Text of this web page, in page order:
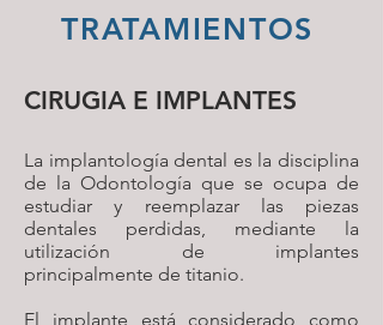
TRATAMIENTOS
CIRUGIA E IMPLANTES
La implantología dental es la disciplina
de la Odontología que se ocupa de
estudiar y reemplazar las piezas
dentales perdidas, mediante la
utilización de implantes
principalmente de titanio.
El implante está considerado como